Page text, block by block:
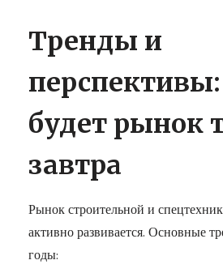
Тренды и
будет рынок
завтра
Рынок строительной и
активно развивается. Основные
годы: